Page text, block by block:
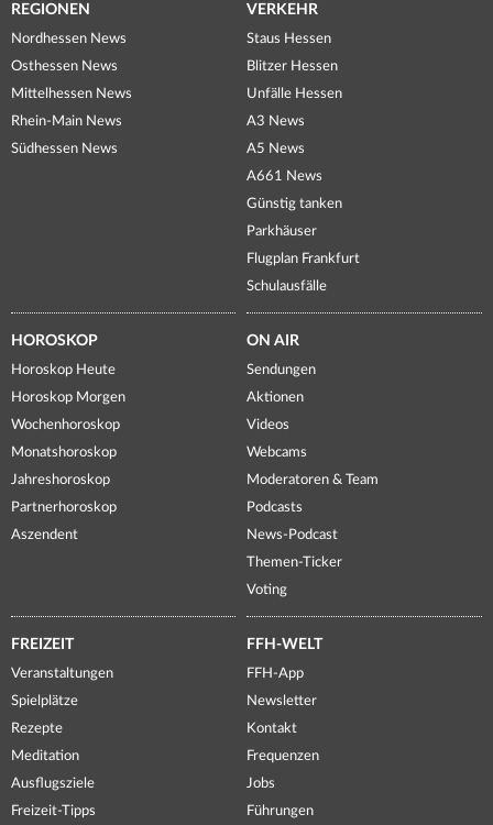
REGIONEN
Nordhessen News
Osthessen News
Mittelhessen News
Rhein-Main News
Südhessen News
VERKEHR
Staus Hessen
Blitzer Hessen
Unfälle Hessen
A3 News
A5 News
A661 News
Günstig tanken
Parkhäuser
Flugplan Frankfurt
Schulausfälle
HOROSKOP
Horoskop Heute
Horoskop Morgen
Wochenhoroskop
Monatshoroskop
Jahreshoroskop
Partnerhoroskop
Aszendent
ON AIR
Sendungen
Aktionen
Videos
Webcams
Moderatoren & Team
Podcasts
News-Podcast
Themen-Ticker
Voting
FREIZEIT
Veranstaltungen
Spielplätze
Rezepte
Meditation
Ausflugsziele
Freizeit-Tipps
FFH-WELT
FFH-App
Newsletter
Kontakt
Frequenzen
Jobs
Führungen